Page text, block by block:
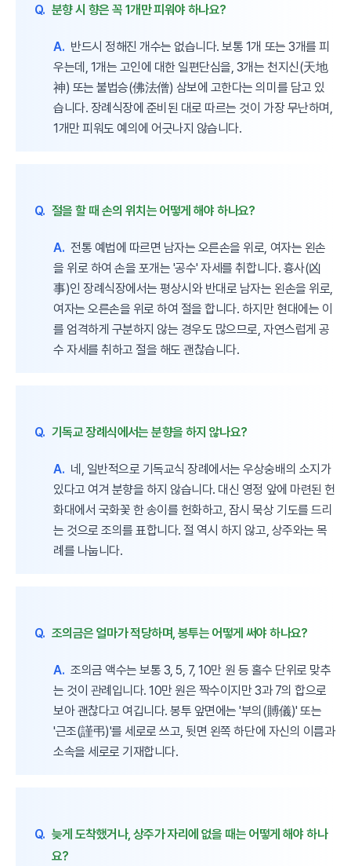
Q. 분향 시 향은 꼭 1개만 피워야 하나요?
A. 반드시 정해진 개수는 없습니다. 보통 1개 또는 3개를 피
우는데, 1개는 고인에 대한 일편단심을, 3개는 천지신(天地
神) 또는 불법승(佛法僧) 삼보에 고한다는 의미를 담고 있
습니다. 장례식장에 준비된 대로 따르는 것이 가장 무난하며,
1개만 피워도 예의에 어긋나지 않습니다.
Q. 절을 할 때 손의 위치는 어떻게 해야 하나요?
A. 전통 예법에 따르면 남자는 오른손을 위로, 여자는 왼손
을 위로 하여 손을 포개는 '공수' 자세를 취합니다. 흉사(凶
事)인 장례식장에서는 평상시와 반대로 남자는 왼손을 위로,
여자는 오른손을 위로 하여 절을 합니다. 하지만 현대에는 이
를 엄격하게 구분하지 않는 경우도 많으므로, 자연스럽게 공
수 자세를 취하고 절을 해도 괜찮습니다.
Q. 기독교 장례식에서는 분향을 하지 않나요?
A. 네, 일반적으로 기독교식 장례에서는 우상숭배의 소지가
있다고 여겨 분향을 하지 않습니다. 대신 영정 앞에 마련된 헌
화대에서 국화꽃 한 송이를 헌화하고, 잠시 묵상 기도를 드리
는 것으로 조의를 표합니다. 절 역시 하지 않고, 상주와는 목
례를 나눕니다.
Q. 조의금은 얼마가 적당하며, 봉투는 어떻게 써야 하나요?
A. 조의금 액수는 보통 3, 5, 7, 10만 원 등 홀수 단위로 맞추
는 것이 관례입니다. 10만 원은 짝수이지만 3과 7의 합으로
보아 괜찮다고 여깁니다. 봉투 앞면에는 '부의(賻儀)' 또는
'근조(謹弔)'를 세로로 쓰고, 뒷면 왼쪽 하단에 자신의 이름과
소속을 세로로 기재합니다.
Q. 늦게 도착했거나, 상주가 자리에 없을 때는 어떻게 해야 하나
요?